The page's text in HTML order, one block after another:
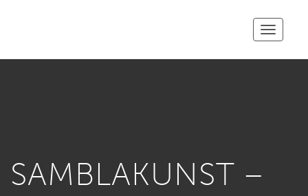
Toggle
SAMBLAKUNST –